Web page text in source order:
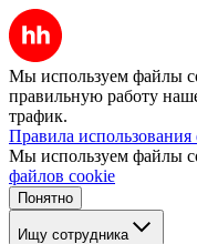
Мы используем файлы
правильную работу
трафик.
Правила
Мы используем файлы
файлов cookie
Понятно
Ищу сотрудника